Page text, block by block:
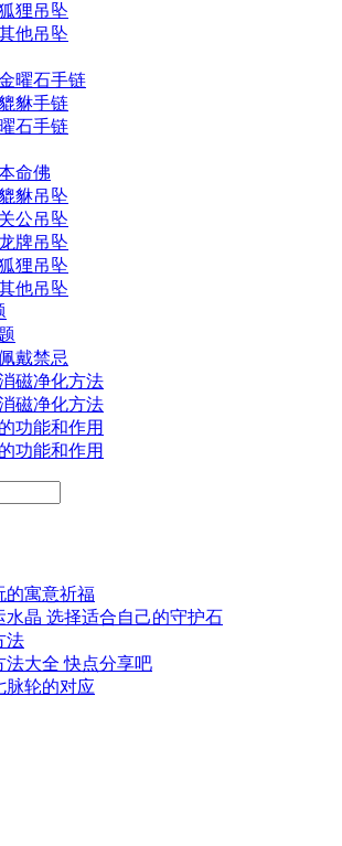
狸吊坠
他吊坠
曜石手链
貅手链
石手链
命佛
貅吊坠
公吊坠
牌吊坠
狸吊坠
他吊坠
戴禁忌
磁净化方法
磁净化方法
功能和作用
功能和作用
的寓意祈福
水晶 选择适合自己的守护石
法
法大全 快点分享吧
脉轮的对应